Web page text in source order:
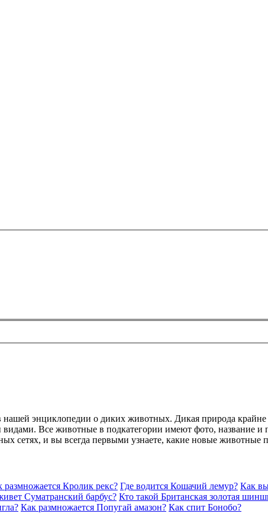
энциклопедии о диких животных. Дикая природа крайне
Все животные в подкатегории имеют фото, название и
сетях, и вы всегда первыми узнаете, какие новые животные
размножается Кролик рекс? Где водится Кошачий лемур? Как
Суматранский барбус? Кто такой Британская золотая
Как размножается Попугай амазон? Как спит Бонобо?